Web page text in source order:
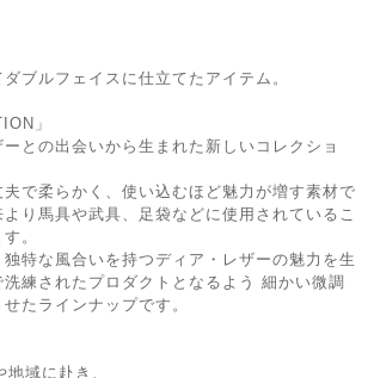
ブルフェイスに仕立てたアイテム。
」
との出会いから生まれた新しいコレクショ
で柔らかく、使い込むほど魅力が増す素材で
り馬具や武具、足袋などに使用されているこ
。
特な風合いを持つディア・レザーの魅力を生
練されたプロダクトとなるよう 細かい微調
たラインナップです。
域に赴き、